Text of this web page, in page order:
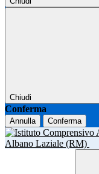
Chiudi
Conferma
Annulla Conferma
Albano Laziale (RM)